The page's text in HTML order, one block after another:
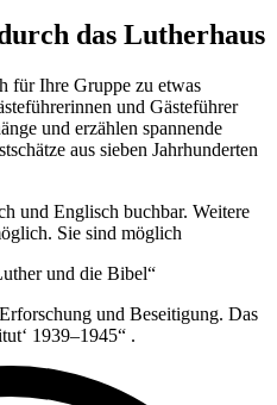
das Lutherhaus
für Ihre Gruppe zu etwas
und Gästeführer
und erzählen spannende
aus sieben Jahrhunderten
und Englisch buchbar. Weitere
Sie sind möglich
und die Bibel“
und Beseitigung. Das
1939–1945“ .